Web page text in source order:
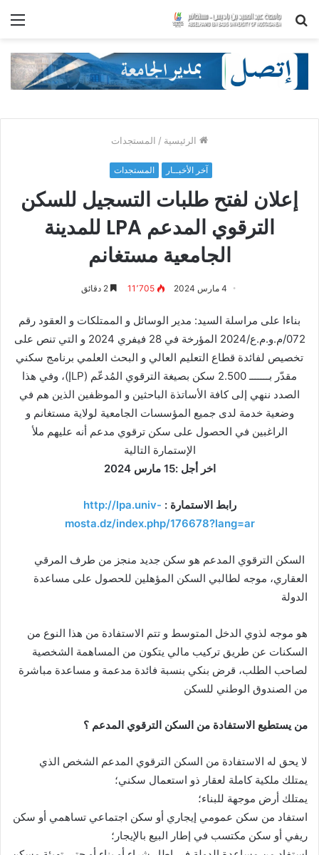
بحث
الرئيسية / المستجدات
آخر الأخبــار المستجدات
إعلان لفتح طلبات التسجيل للسكن
الترقوي المدعم LPA للمدينة
الجامعية مستغانم
4 مارس 2024 11٬705
بناءا على مراسلة السيد: مدير الوسائل و الممتلكات و العقود رقم
072/م.و.م.ع/2024 المؤرخة في 28 فيفري 2024 و التي تنص على
تخصيص لفائدة قطاع التعليم العالي و البحث العلمي برنامج سكني
مقدّر بـــــــ 2.500 سكن بصيغة الترقوي المُدعّم (LPإ)، وفي هذا
الصدد ننهي إلى كافة الأساتذة الباحثين و الموظفين الذين هم في
وضعية خدمة لدى جميع المؤسسات الجامعية لولاية مستغانم و
الراغبين في الحصول على سكن ترقوي مدعم أنه عليهم ملأ
الإستمارة التالية
اخر أجل :15 مارس 2024
رابط الاستمارة : http://lpa.univ-
mosta.dz/index.php/176678?lang=ar
السكن الترقوي المدعم هو سكن جديد منجز من طرف المرقي
العقاري، موجه لطالبي السكن المؤهلين للحصول على مساعدة
الدولة
هو موجه لذوي الدخل المتوسط و تتم الاستفادة من هذا النوع من
السكنات عن طريق تركيب مالي يتكون من المساهمة الشخصية
لصاحب الطلب، قرض بنكي بنسبة فائدة مدعمة و مساعدة مباشرة
من الصندوق الوطني للسكن
من يستطيع الاستفادة من السكن الترقوي المدعم ؟
لا يحق له الاستفادة من السكن الترقوي المدعم الشخص الذي
يمتلك ملكية كاملة لعقار ذو استعمال سكني؛
يمتلك أرض موجهة للبناء؛
استفاد من سكن عمومي إيجاري أو سكن اجتماعي تساهمي أو سكن
ريفي أو سكن مكتسب في إطار البيع بالإيجار؛